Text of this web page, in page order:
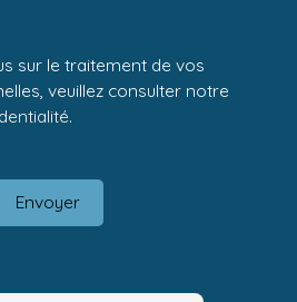
sur le traitement de vos
veuillez consulter notre
.
Envoyer